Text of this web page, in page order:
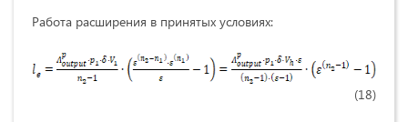
Работа расширения в принятых условиях:
(18)